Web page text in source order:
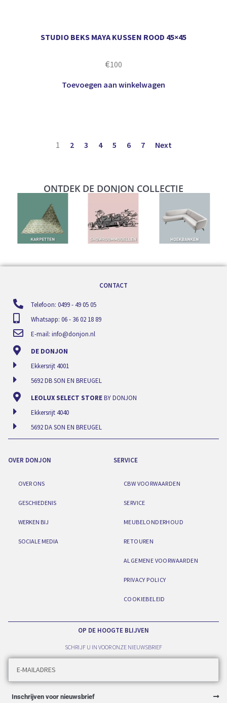
STUDIO BEKS MAYA KUSSEN ROOD 45×45
€100
Toevoegen aan winkelwagen
1 2 3 4 5 6 7 Next
ONTDEK DE DONJON COLLECTIE
CONTACT
Telefoon: 0499 - 49 05 05
Whatsapp: 06 - 36 02 18 89
E-mail: info@donjon.nl
DE DONJON
Ekkersrijt 4001
5692 DB SON EN BREUGEL
LEOLUX SELECT STOREBY DONJON
Ekkersrijt 4040
5692 DA SON EN BREUGEL
OVER DONJON
OVER ONS
GESCHIEDENIS
WERKEN BIJ
SOCIALE MEDIA
SERVICE
CBW VOORWAARDEN
SERVICE
MEUBELONDERHOUD
RETOUREN
ALGEMENE VOORWAARDEN
PRIVACY POLICY
COOKIEBELEID
OP DE HOOGTE BLIJVEN
SCHRIJF U IN VOOR ONZE NIEUWSBRIEF
Inschrijven voor nieuwsbrief